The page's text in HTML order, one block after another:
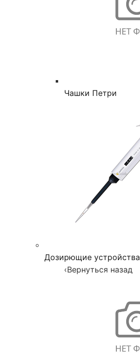
Чашки Петри
Дозирющие устройства
‹Вернуться назад